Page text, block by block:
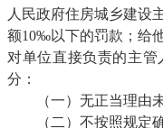
人民政府住房城乡建设
额10‰以下的罚款；给
对单位直接负责的主
分：
（一）无正当理由
（二）不按照规定